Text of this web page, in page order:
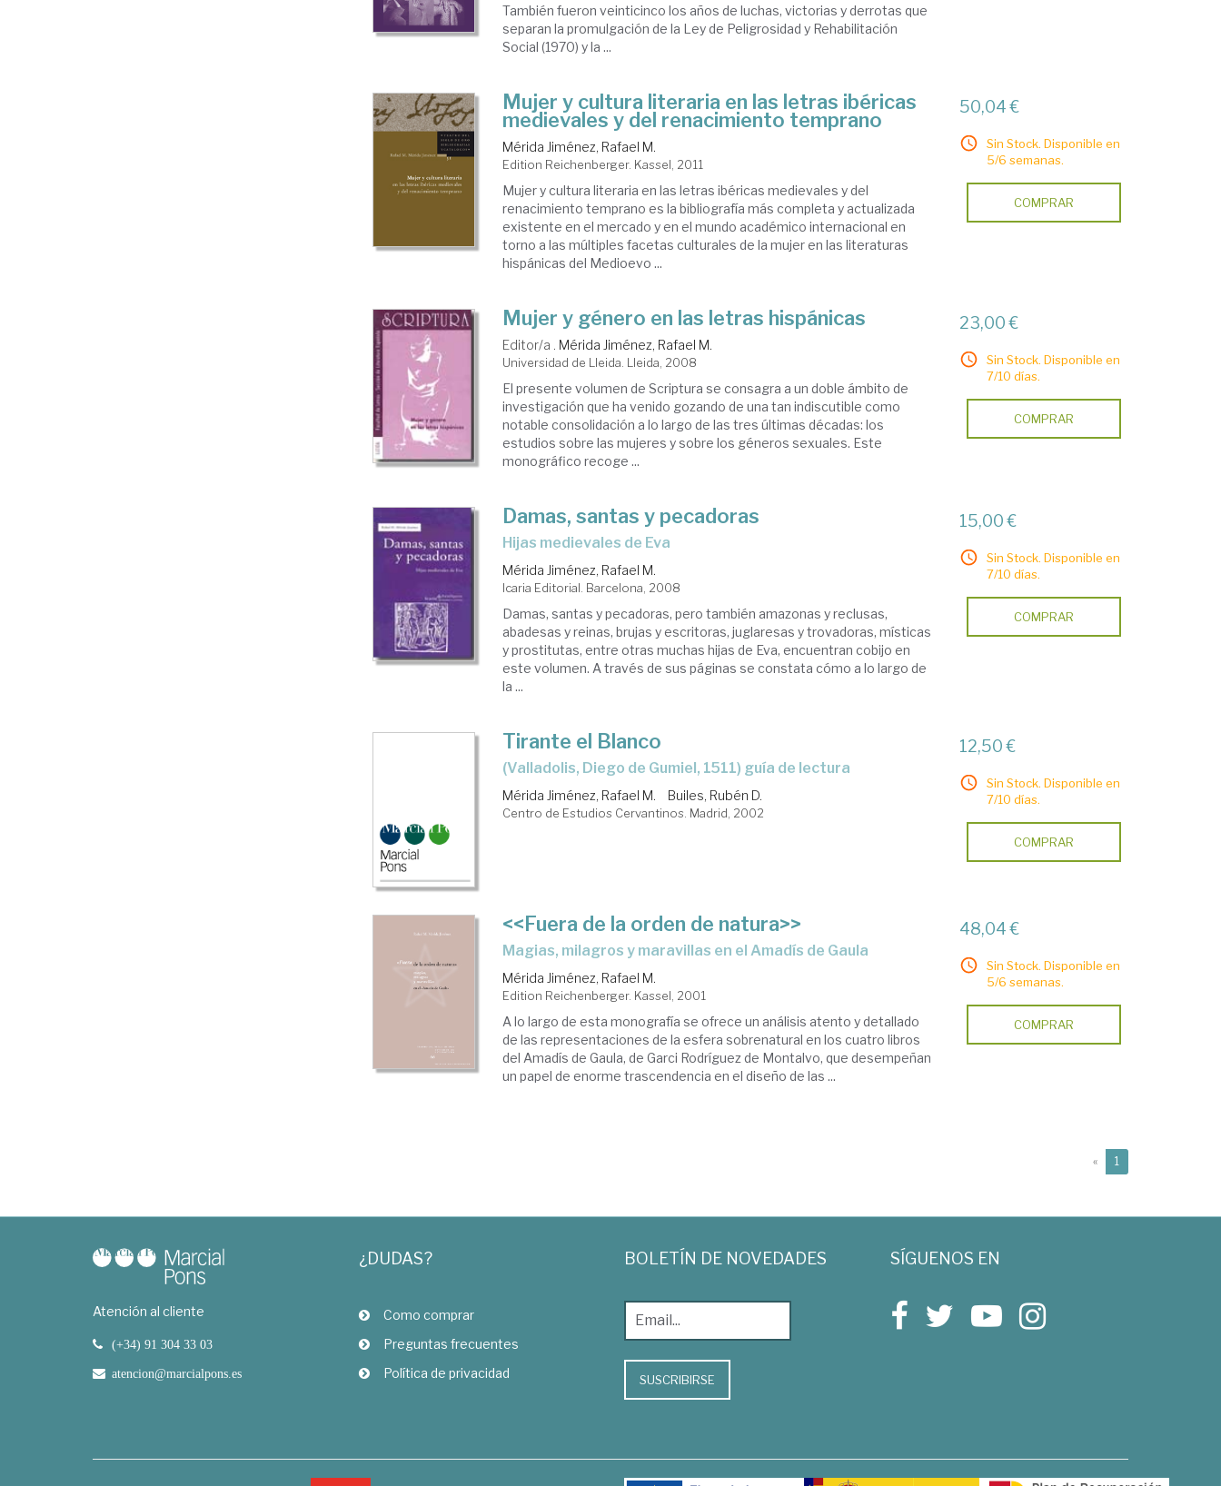
También fueron veinticinco los años de luchas, victorias y derrotas que
separan la promulgación de la Ley de Peligrosidad y Rehabilitación
Social (1970) y la ...
Mujer y cultura literaria en las letras ibéricas
medievales y del renacimiento temprano
Mérida Jiménez, Rafael M.
Edition Reichenberger. Kassel, 2011
Mujer y cultura literaria en las letras ibéricas medievales y del
renacimiento temprano es la bibliografía más completa y actualizada
existente en el mercado y en el mundo académico internacional en
torno a las múltiples facetas culturales de la mujer en las literaturas
hispánicas del Medioevo ...
50,04 €
Sin Stock. Disponible en
5/6 semanas.
COMPRAR
Mujer y género en las letras hispánicas
Editor/a . Mérida Jiménez, Rafael M.
Universidad de Lleida. Lleida, 2008
El presente volumen de Scriptura se consagra a un doble ámbito de
investigación que ha venido gozando de una tan indiscutible como
notable consolidación a lo largo de las tres últimas décadas: los
estudios sobre las mujeres y sobre los géneros sexuales. Este
monográfico recoge ...
23,00 €
Sin Stock. Disponible en
7/10 días.
COMPRAR
Damas, santas y pecadoras
hijas medievales de Eva
Mérida Jiménez, Rafael M.
Icaria Editorial. Barcelona, 2008
Damas, santas y pecadoras, pero también amazonas y reclusas,
abadesas y reinas, brujas y escritoras, juglaresas y trovadoras, místicas
y prostitutas, entre otras muchas hijas de Eva, encuentran cobijo en
este volumen. A través de sus páginas se constata cómo a lo largo de
la ...
15,00 €
Sin Stock. Disponible en
7/10 días.
COMPRAR
Tirante el Blanco
(Valladolis, Diego de Gumiel, 1511) guía de lectura
Mérida Jiménez, Rafael M. Builes, Rubén D.
Centro de Estudios Cervantinos. Madrid, 2002
12,50 €
Sin Stock. Disponible en
7/10 días.
COMPRAR
<<Fuera de la orden de natura>>
magias, milagros y maravillas en el Amadís de Gaula
Mérida Jiménez, Rafael M.
Edition Reichenberger. Kassel, 2001
A lo largo de esta monografía se ofrece un análisis atento y detallado
de las representaciones de la esfera sobrenatural en los cuatro libros
del Amadís de Gaula, de Garci Rodríguez de Montalvo, que desempeñan
un papel de enorme trascendencia en el diseño de las ...
48,04 €
Sin Stock. Disponible en
5/6 semanas.
COMPRAR
« 1
Atención al cliente
(+34) 91 304 33 03
atencion@marcialpons.es
¿DUDAS?
Como comprar
Preguntas frecuentes
Política de privacidad
BOLETÍN DE NOVEDADES
SUSCRIBIRSE
SÍGUENOS EN